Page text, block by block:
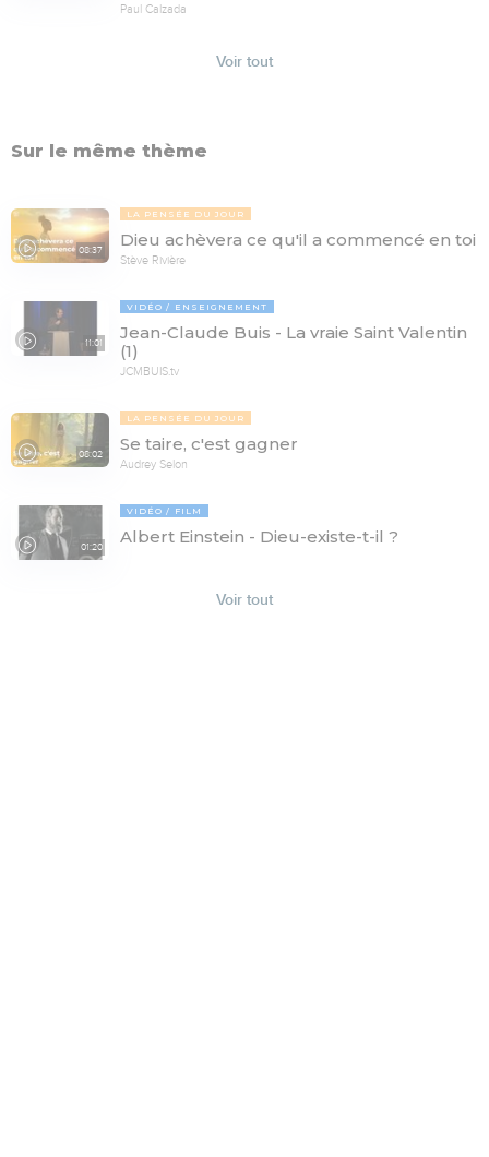
Paul Calzada
Voir tout
Sur le même thème
08:37
LA PENSÉE DU JOUR
Dieu achèvera ce qu'il a commencé en toi
Stève Rivière
11:01
VIDÉO ENSEIGNEMENT
Jean-Claude Buis - La vraie Saint Valentin
(1)
JCMBUIS.tv
08:02
LA PENSÉE DU JOUR
Se taire, c'est gagner
Audrey Selon
01:20
VIDÉO FILM
Albert Einstein - Dieu-existe-t-il ?
Voir tout